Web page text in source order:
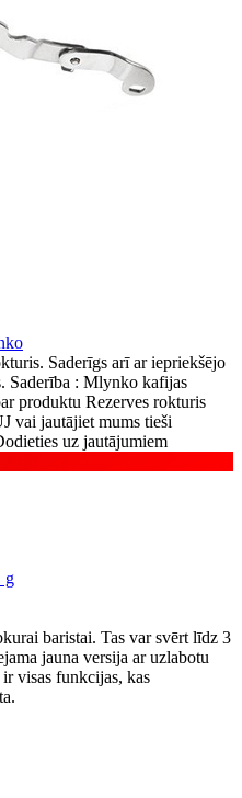
Saderīgs arī ar iepriekšējo
Saderība : Mlynko kafijas
produktu Rezerves rokturis
vai jautājiet mums tieši
uz jautājumiem
baristai. Tas var svērt līdz 3
jauna versija ar uzlabotu
visas funkcijas, kas